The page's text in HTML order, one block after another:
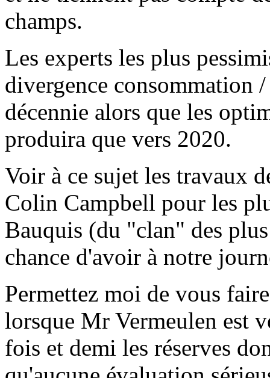
champs.
Les experts les plus
divergence consommation
décennie alors que les
produira que vers 2020.
Voir à ce sujet les travaux
Colin Campbell pour les
Bauquis (du "clan" des
chance d'avoir à notre
Permettez moi de vous
lorsque Mr Vermeulen est
fois et demi les réserves